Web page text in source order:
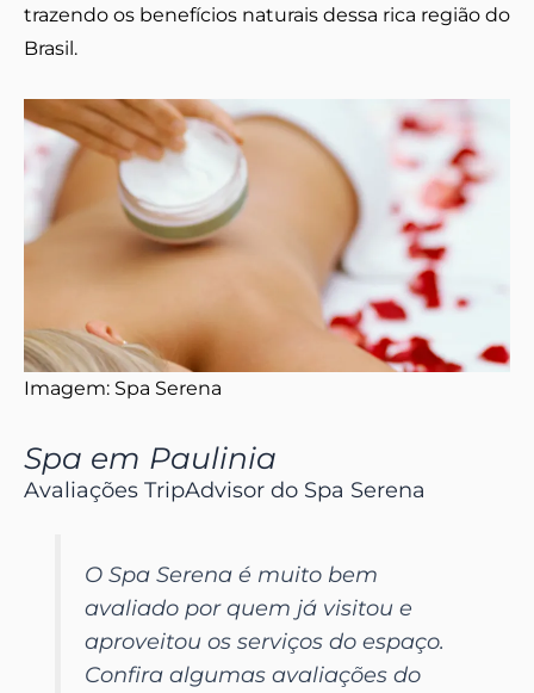
trazendo os benefícios naturais dessa rica região do
Brasil.
Imagem: Spa Serena
Spa em Paulinia
Avaliações TripAdvisor do Spa Serena
O Spa Serena é muito bem
avaliado por quem já visitou e
aproveitou os serviços do espaço.
Confira algumas avaliações do